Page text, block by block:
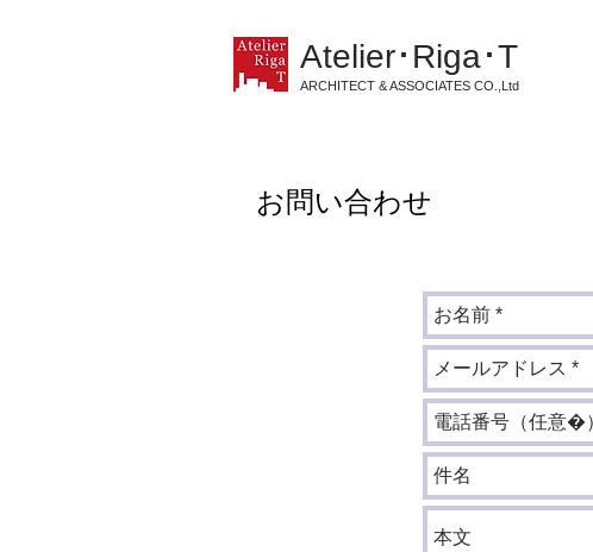
Atelier･Riga･T
ARCHITECT & ASSOCIATES CO.,Ltd
お問い合わせ